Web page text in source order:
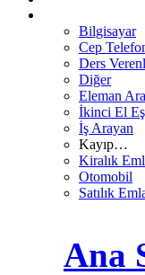
Bilgisayar
Cep
Ders
Diğer
Eleman
İkinci El
İş Arayan
Kayıp…
Kiralık
Otomobil
Satılık
Ana